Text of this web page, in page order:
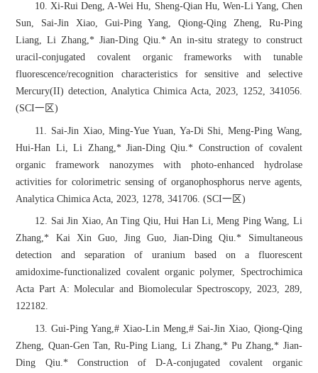
10. Xi-Rui Deng, A-Wei Hu, Sheng-Qian Hu, Wen-Li Yang, Chen
Sun, Sai-Jin Xiao, Gui-Ping Yang, Qiong-Qing Zheng, Ru-Ping
Liang, Li Zhang,* Jian-Ding Qiu.* An in-situ strategy to construct
uracil-conjugated covalent organic frameworks with tunable
fluorescence/recognition characteristics for sensitive and selective
Mercury(II) detection, Analytica Chimica Acta, 2023, 1252, 341056.
(SCI一区)
11. Sai-Jin Xiao, Ming-Yue Yuan, Ya-Di Shi, Meng-Ping Wang,
Hui-Han Li, Li Zhang,* Jian-Ding Qiu.* Construction of covalent
organic framework nanozymes with photo-enhanced hydrolase
activities for colorimetric sensing of organophosphorus nerve agents,
Analytica Chimica Acta, 2023, 1278, 341706. (SCI一区)
12. Sai Jin Xiao, An Ting Qiu, Hui Han Li, Meng Ping Wang, Li
Zhang,* Kai Xin Guo, Jing Guo, Jian-Ding Qiu.* Simultaneous
detection and separation of uranium based on a fluorescent
amidoxime-functionalized covalent organic polymer, Spectrochimica
Acta Part A: Molecular and Biomolecular Spectroscopy, 2023, 289,
122182.
13. Gui-Ping Yang,# Xiao-Lin Meng,# Sai-Jin Xiao, Qiong-Qing
Zheng, Quan-Gen Tan, Ru-Ping Liang, Li Zhang,* Pu Zhang,* Jian-
Ding Qiu.* Construction of D-A-conjugated covalent organic